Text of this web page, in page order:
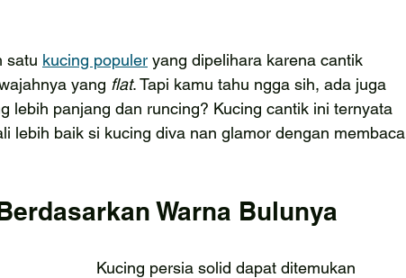
satu kucing populer yang dipelihara karena cantik
yang flat. Tapi kamu tahu ngga sih, ada juga
lebih panjang dan runcing? Kucing cantik ini ternyata
lebih baik si kucing diva nan glamor dengan membaca
Warna Bulunya
Kucing persia solid dapat ditemukan